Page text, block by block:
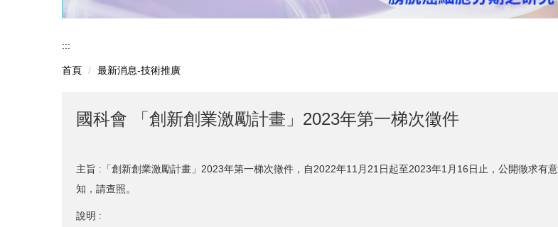
:::
首頁 最新消息-技術推廣
國科會 「創新創業激勵計畫」2023年第一梯次徵件
主旨 :「創新創業激勵計畫」2023年第一梯次徵件，自2022年11月21日起至2023年1月16日止，公開徵求有
知，請查照。
說明 :